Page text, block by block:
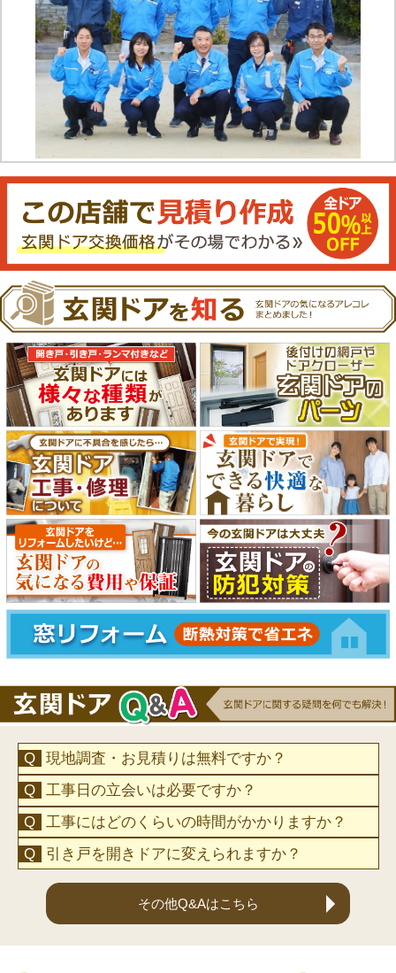
現地調査・お見積りは無料ですか？
工事日の立会いは必要ですか？
工事にはどのくらいの時間がかかりますか？
引き戸を開きドアに変えられますか？
その他Q&Aはこちら